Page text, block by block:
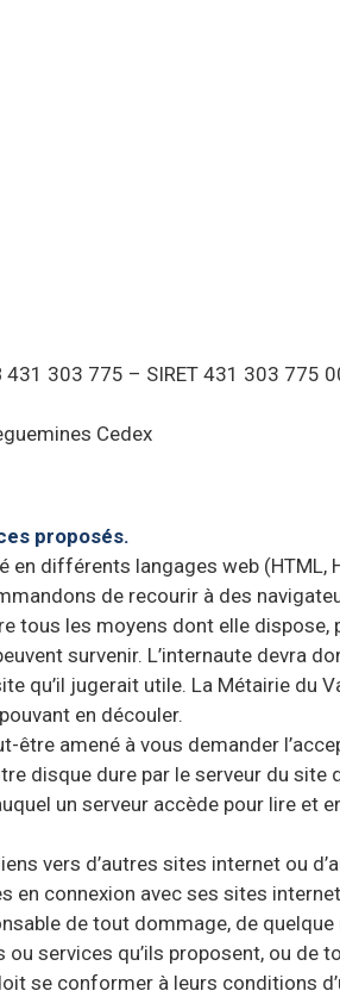
431 303 775 – SIRET 431 303
Cedex
proposés.
différents langages web (HTML,
de recourir à des
tous les moyens dont elle
survenir. L’internaute devra
jugerait utile. La Métairie du
en découler.
amené à vous demander
disque dure par le serveur du
un serveur accède pour lire et
vers d’autres sites internet ou
en connexion avec ses sites
de tout dommage, de
services qu’ils proposent, ou de
se conformer à leurs conditions